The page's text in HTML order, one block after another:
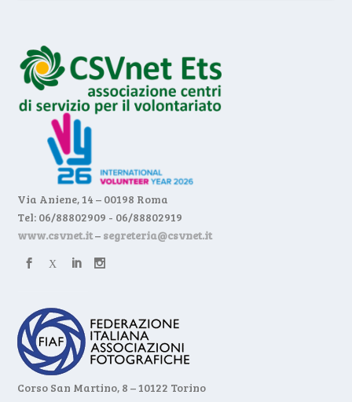
Via Aniene, 14 – 00198 Roma
Tel: 06/88802909 - 06/88802919
www.csvnet.it– segreteria@csvnet.it
Corso San Martino, 8 – 10122 Torino